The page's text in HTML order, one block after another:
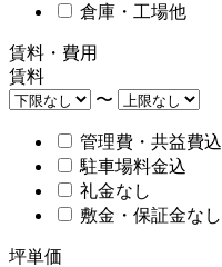
倉庫・工場他
賃料・費用
賃料
〜
管理費・共益費込
駐車場料金込
礼金なし
敷金・保証金なし
坪単価